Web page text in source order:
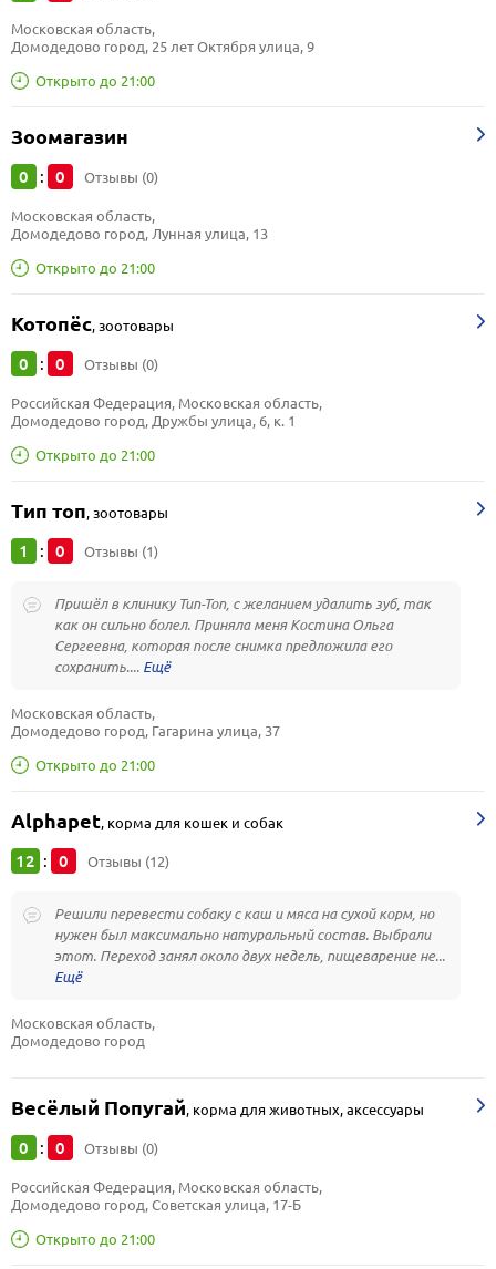
Открыто до 21:00
Московская область,
Домодедово город, 25 лет Октября улица, 9
Зоомагазин
0 : 0 Отзывы (0)
Открыто до 21:00
Московская область,
Домодедово город, Лунная улица, 13
Котопёс,зоотовары
0 : 0 Отзывы (0)
Открыто до 21:00
Российская Федерация, Московская область,
Домодедово город, Дружбы улица, 6, к. 1
Тип топ,зоотовары
1 : 0 Отзывы (1)
Пришёл в клинику Тип-Топ, с желанием удалить зуб, так
как он сильно болел. Приняла меня Костина Ольга
Сергеевна, которая после снимка предложила его
сохранить....
Открыто до 21:00
Московская область,
Домодедово город, Гагарина улица, 37
Alphapet, корма для кошек и собак
12 : 0 Отзывы (12)
Решили перевести собаку с каш и мяса на сухой корм, но
нужен был максимально натуральный состав. Выбрали
этот. Переход занял около двух недель, пищеварение не...
Московская область,
Домодедово город
Весёлый Попугай, корма для животных, аксессуары
0 : 0 Отзывы (0)
Открыто до 21:00
Российская Федерация, Московская область,
Домодедово город, Советская улица, 17-Б